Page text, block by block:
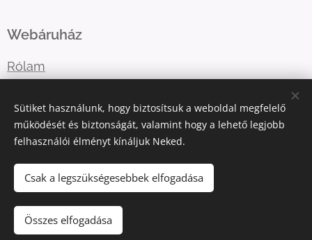
Webáruház
Rólam
E-mail: katart.elmenyfestes@gmail.com
Telefonszám:
Az oldalt a Webnode
Sütiket használunk, hogy biztosítsuk a weboldal megfelelő
működését és biztonságát, valamint hogy a lehető legjobb
felhasználói élményt kínáljuk Neked.
Csak a legszükségesebbek elfogadása
Összes elfogadása